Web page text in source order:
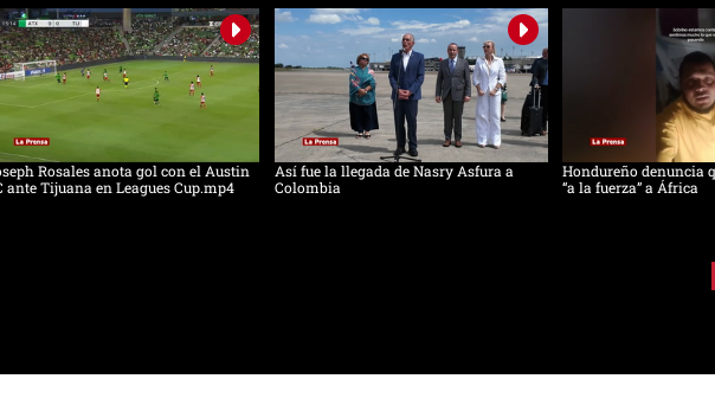
Rosales anota gol con el Austin
ante Tijuana en Leagues Cup.mp4
Así fue la llegada de Nasry Asfura a
Colombia
Hondureño denuncia
“a la fuerza” a África